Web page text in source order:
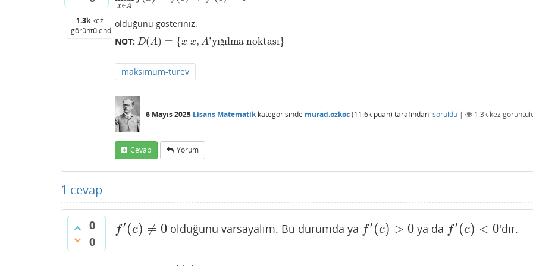
1.3kkez
görüntülendi
x∈A
olduğunu gösteriniz.
NOT: D(A) = {x x, A'yığılma noktası}
D(A)={ |x A'yığılma noktası}
maksimum-türev
6 Mayıs 2025 Lisans Matematikkategorisinde murad.ozkoc(11.6k puan) tarafından soruldu | 1.3k kez
Cevap Yorum
1 cevap
0
0
f′ (c) ≠ 0
f′(c)≠0 olduğunu varsayalım. Bu durumda ya f′ (c) > 0
f′(c)>0 ya da f′ (c) < 0
f′(c)<0 'dır.